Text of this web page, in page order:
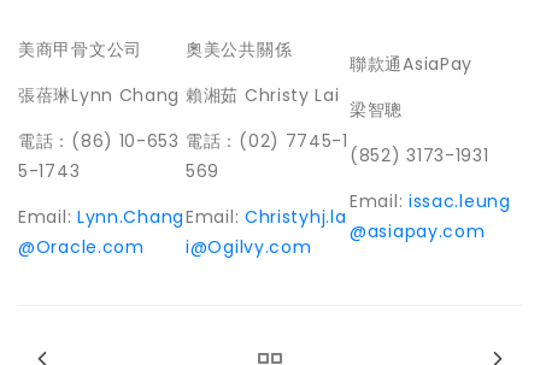
美商甲骨文公司
張蓓琳Lynn Chang
電話：(86) 10-653
5-1743
Email: Lynn.Chang
@Oracle.com
奧美公共關係
賴湘茹 Christy Lai
電話：(02) 7745-1
569
Email: Christyhj.la
i@Ogilvy.com
聯款通AsiaPay
梁智聰
(852) 3173-1931
Email: issac.leung
@asiapay.com